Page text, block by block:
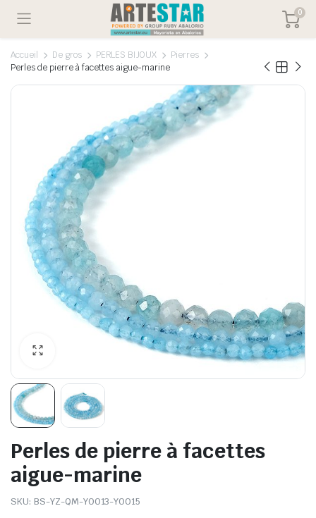
0
Accueil De gros PERLES BIJOUX
Pierres
Perles de pierre à facettes aigue-marine
Perles de pierre à facettes
aigue-marine
SKU: BS-YZ-QM-Y0013-Y0015